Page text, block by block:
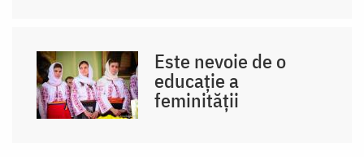
Este nevoie de o
educație a
feminității